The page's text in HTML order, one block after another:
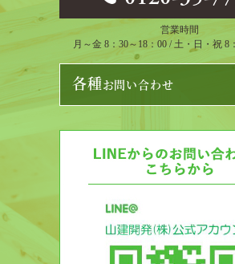
営業時間
月～金 8：30～18：00 / 土・日・祝 8
各種お問い合わせ